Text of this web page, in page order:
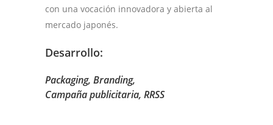
con una vocación innovadora y abierta al
mercado japonés.
Desarrollo:
Packaging, Branding,
Campaña publicitaria, RRSS